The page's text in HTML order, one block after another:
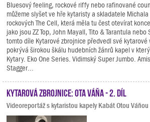
Bluesový feeling, rockové riffy nebo rafinované
můžeme slyšet ve hře kytaristy a skladatele
rockových The Cell, která měla tu čest otevírat
jako jsou ZZ Top, John Mayall, Tito & Tarantula
tomto díle Kytarové zbrojnice předvedl své
pokrývá širokou škálu hudebních žánrů kapel v
Kytary. Eko One Series. Vidimský Super Jumbo.
Stagger...
Kytarová zbrojnice: Ota Váňa - 2. díl
Videoreportáž s kytaristou kapely Kabát Otou